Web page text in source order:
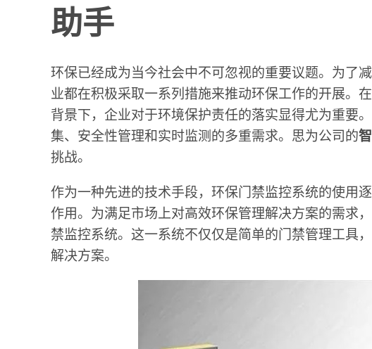
助手
环保已经成为当今社会中不可忽视的重要议题。为了
业都在积极采取一系列措施来推动环保工作的开展。
背景下，企业对于环境保护责任的落实显得尤为重要
集、安全性管理和实时监测的多重需求。思为公司的
挑战。
作为一种先进的技术手段，环保门禁监控系统的使用
作用。为满足市场上对高效环保管理解决方案的需求
禁监控系统。这一系统不仅仅是简单的门禁管理工具
解决方案。